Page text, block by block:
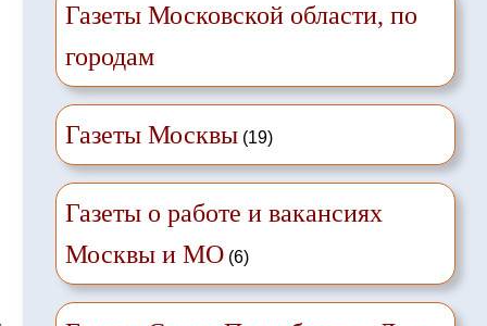
Газеты Московской области, по
городам
Газеты Москвы(19)
Газеты о работе и вакансиях
Москвы и МО(6)